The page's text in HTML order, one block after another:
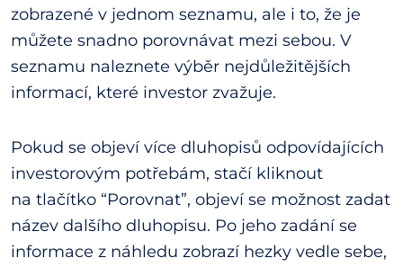
zobrazené v jednom seznamu, ale i to, že je
můžete snadno porovnávat mezi sebou. V
seznamu naleznete výběr nejdůležitějších
informací, které investor zvažuje.
Pokud se objeví více dluhopisů odpovídajících
investorovým potřebám, stačí kliknout
na tlačítko “Porovnat”, objeví se možnost zadat
název dalšího dluhopisu. Po jeho zadání se
informace z náhledu zobrazí hezky vedle sebe,